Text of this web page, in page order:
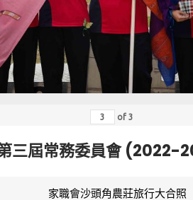
of 3
三屆常務委員會 (2022-
家職會沙頭角農莊旅行大合照